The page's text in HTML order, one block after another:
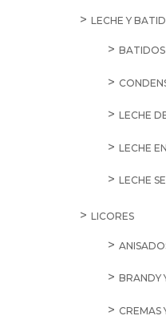
LECHE Y
BATIDOS
LECHE
LECHE
LECHE
LICORES
BRANDY
CREMAS